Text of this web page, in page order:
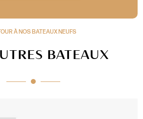
À NOS BATEAUX NEUFS
BATEAUX